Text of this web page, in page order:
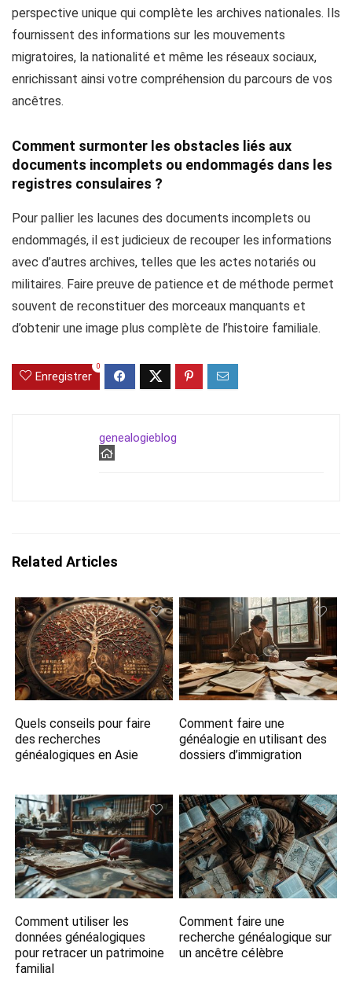
perspective unique qui complète les archives nationales. Ils
fournissent des informations sur les mouvements
migratoires, la nationalité et même les réseaux sociaux,
enrichissant ainsi votre compréhension du parcours de vos
ancêtres.
Comment surmonter les obstacles liés aux
documents incomplets ou endommagés dans les
registres consulaires ?
Pour pallier les lacunes des documents incomplets ou
endommagés, il est judicieux de recouper les informations
avec d’autres archives, telles que les actes notariés ou
militaires. Faire preuve de patience et de méthode permet
souvent de reconstituer des morceaux manquants et
d’obtenir une image plus complète de l’histoire familiale.
Enregistrer
0
genealogieblog
Related Articles
Quels conseils pour faire
des recherches
généalogiques en Asie
Comment faire une
généalogie en utilisant des
dossiers d’immigration
Comment utiliser les
données généalogiques
pour retracer un patrimoine
familial
Comment faire une
recherche généalogique sur
un ancêtre célèbre